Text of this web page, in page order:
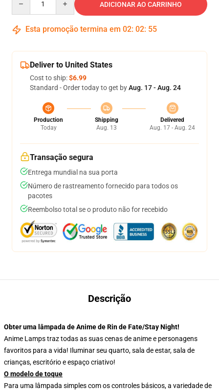
ADICIONAR AO CARRINHO
Esta promoção termina em 02: 02: 54
Deliver to United States
Cost to ship:$6.99
Standard - Order today to get byAug. 17 - Aug. 24
Production
Today
Shipping
Aug. 13
Delivered
Aug. 17 - Aug. 24
Transação segura
Entrega mundial na sua porta
Número de rastreamento fornecido para todos os
pacotes
Reembolso total se o produto não for recebido
Descrição
Obter uma lâmpada de Anime de Rin de Fate/Stay Night!
Anime Lamps traz todas as suas cenas de anime e personagens
favoritos para a vida! Iluminar seu quarto, sala de estar, sala de
crianças, escritório e espaço criativo!
O modelo de toque
Para uma lâmpada simples com os controles básicos, a variedade de